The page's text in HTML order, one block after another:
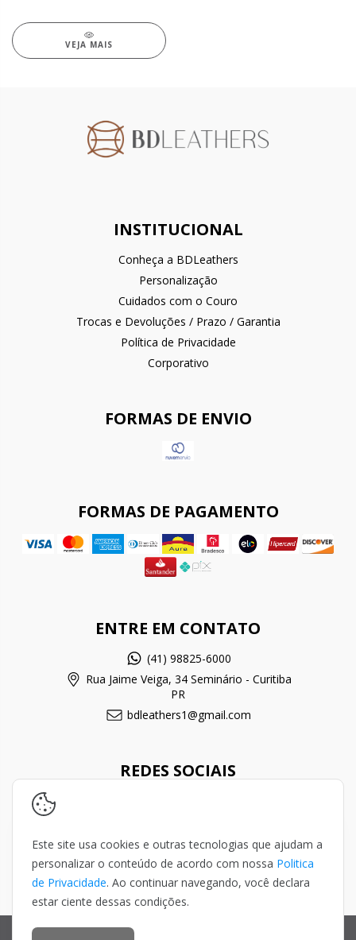
VEJA MAIS
INSTITUCIONAL
Conheça a BDLeathers
Personalização
Cuidados com o Couro
Trocas e Devoluções / Prazo / Garantia
Política de Privacidade
Corporativo
FORMAS DE ENVIO
FORMAS DE PAGAMENTO
ENTRE EM CONTATO
(41) 98825-6000
Rua Jaime Veiga, 34 Seminário - Curitiba
PR
bdleathers1@gmail.com
REDES SOCIAIS
os direitos reservados.
Este site usa cookies e outras tecnologias que ajudam a
personalizar o conteúdo de acordo com nossa Politica
de Privacidade. Ao continuar navegando, você declara
estar ciente dessas condições.